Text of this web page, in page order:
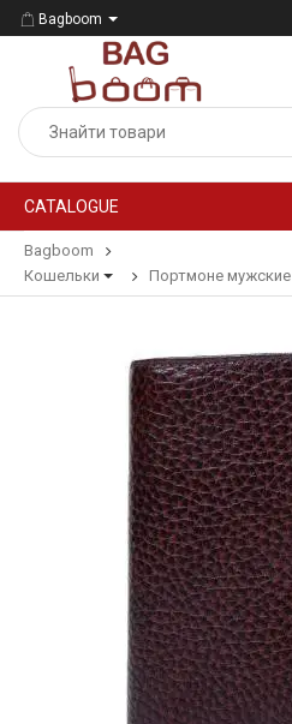
Bagboom
CATALOGUE
Bagboom
Кошельки
Портмоне мужские